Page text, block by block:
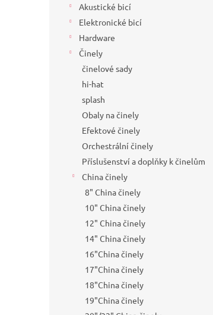
Akustické bicí
Elektronické bicí
Hardware
Činely
činelové sady
hi-hat
splash
Obaly na činely
Efektové činely
Orchestrální činely
Příslušenství a doplňky k činelům
China činely
8" China činely
10" China činely
12" China činely
14" China činely
16"China činely
17"China činely
18"China činely
19"China činely